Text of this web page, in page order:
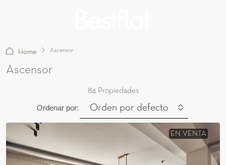
Home Ascensor
Ascensor
84 Propiedades
Ordenar por: Orden por defecto
EN VENTA